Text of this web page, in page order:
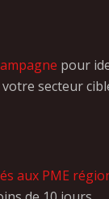
pour
secteur
aux PME